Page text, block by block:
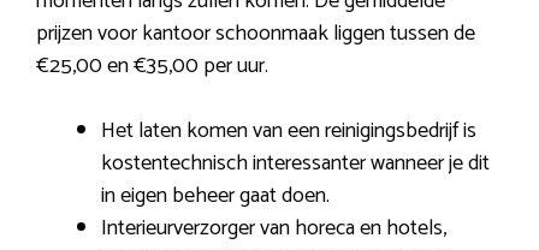
prijzen voor kantoor schoonmaak liggen tussen de
€25,00 en €35,00 per uur.
Het laten komen van een reinigingsbedrijf is
kostentechnisch interessanter wanneer je dit
in eigen beheer gaat doen.
Interieurverzorger van horeca en hotels,